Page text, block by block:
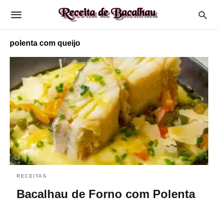
polenta com queijo
RECEITAS
Bacalhau de Forno com Polenta